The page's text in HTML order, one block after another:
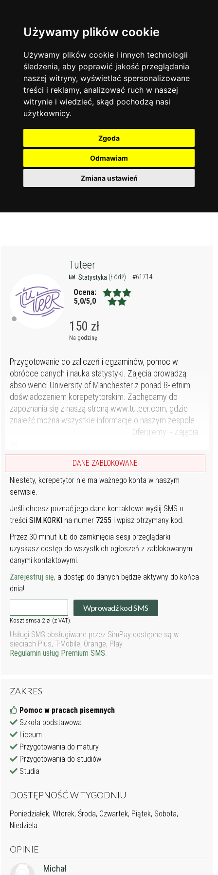
Używamy plików cookie
Używamy plików cookie i innych technologii
śledzenia, aby poprawić jakość przeglądania
naszej witryny, wyświetlać spersonalizowane
treści i reklamy, analizować ruch w naszej
witrynie i wiedzieć, skąd pochodzą nasi
użytkownicy.
Zgoda
Odmawiam
Zmiana ustawień
Język angielski 13742
Matematyka 12927
Chemia 4886
Język niemiecki 4307
Język polski 3426
Fizyka
Język francuski
Warszawa
Korepetycje
Online
14833
Kraków 7753
Wrocław
Łódź 3511
Gdańsk 2075
Tuteer
Statystyka (Łódź) #61714
Ocena:
5,0/5,0
150 zł
Na godzinę
Przygotowanie do zaliczeń i egzaminów, pomoc w
obróbce danych i nauka statystyki. Zajęcia prowadzą
absolwenci University of Manchester z ponad 8-letnim
doświadczeniem korepetytorskim. Zachęcamy do
zapoznania się z naszą stroną www.tuteer.com, gdzie
znaleźć można wszystkie informacje o naszym zespole.
Oferujemy: - Zajęcia
DANE ZABLOKOWANE
Niestety, korepetytor nie ma ważnego konta w naszym
serwisie.
Jeśli chcesz poznać jego dane kontaktowe wyślij SMS o
treściSIM.KORKI na numer 7255 i wpisz otrzymany kod.
Przez 30 minut lub do zamknięcia sesji przeglądarki
uzyskasz dostęp do wszystkich ogłoszeń z zablokowanymi
danymi kontaktowymi.
Zarejestruj się, a dostęp do danych będzie aktywny do końca
dnia!
Wprowadź kod SMS
Koszt smsa 2 zł (z VAT).
Usługi SMS obsługiwane przez SimPay dostępne są w
sieciach Plus, T-Mobile, Orange, Play.
Regulamin usług Premium SMS.
ZAKRES
Pomoc w pracach pisemnych
Szkoła podstawowa
Liceum
Przygotowania do matury
Przygotowania do studiów
Studia
DOSTĘPNOŚĆ W TYGODNIU
Poniedziałek, Wtorek, Środa, Czwartek, Piątek, Sobota,
Niedziela
OPINIE
Michał